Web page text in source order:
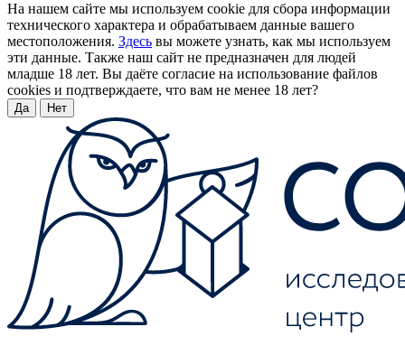
На нашем сайте мы используем cookie для сбора информации
технического характера и обрабатываем данные вашего
местоположения. Здесь вы можете узнать, как мы используем
эти данные. Также наш сайт не предназначен для людей
младше 18 лет. Вы даёте согласие на использование файлов
cookies и подтверждаете, что вам не менее 18 лет?
Да Нет